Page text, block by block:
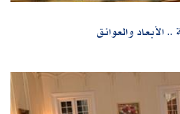
الأبعاد والعوائق